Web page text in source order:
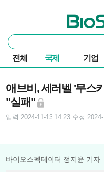
바이오스펙
통
합
검
색
전체 국제 기업
애브비, 세러벨 '무스
"실패"
입력 2024-11-13 14:23 수정
바이오스펙테이터 정지윤 기자